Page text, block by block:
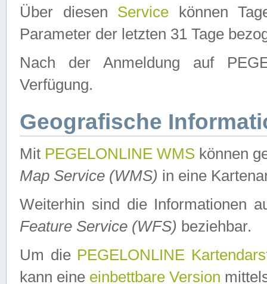
Über diesen Service können
Parameter der letzten 31 Tage
Nach der Anmeldung auf
Verfügung.
Geografische
Mit PEGELONLINE WMS können
Map Service (WMS) in eine
Weiterhin sind die Informationen
Feature Service (WFS) beziehbar.
Um die PEGELONLINE
kann eine einbettbare Version